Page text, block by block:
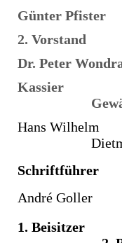
Günter Pfister
2. Vorstand
Dr. Peter
Dietmar
Schriftführer
André Goller
1.